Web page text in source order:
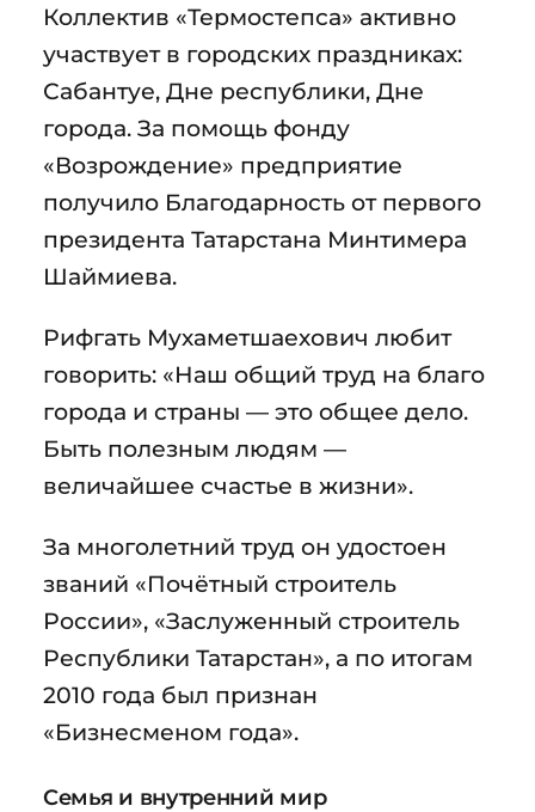
Коллектив «Термостепса» активно
участвует в городских праздниках:
Сабантуе, Дне республики, Дне
города. За помощь фонду
«Возрождение» предприятие
получило Благодарность от первого
президента Татарстана Минтимера
Шаймиева.
Рифгать Мухаметшаехович любит
говорить: «Наш общий труд на благо
города и страны — это общее дело.
Быть полезным людям —
величайшее счастье в жизни».
За многолетний труд он удостоен
званий «Почётный строитель
России», «Заслуженный строитель
Республики Татарстан», а по итогам
2010 года был признан
«Бизнесменом года».
Семья и внутренний мир